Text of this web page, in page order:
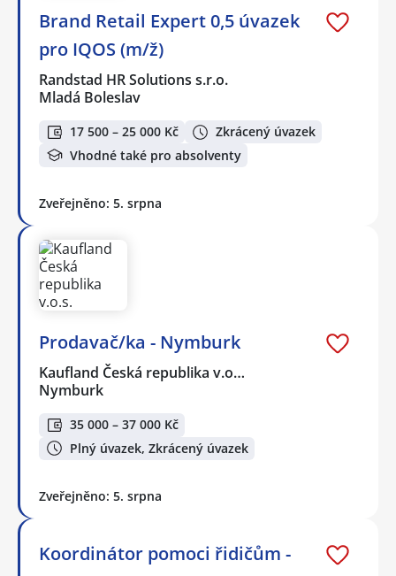
Brand Retail Expert 0,5 úvazek
pro IQOS (m/ž)
Randstad HR Solutions s.r.o.
Mladá Boleslav
17 500 – 25 000 Kč
Zkrácený úvazek
Vhodné také pro absolventy
Zveřejněno: 5. srpna
Prodavač/ka - Nymburk
Kaufland Česká republika v.o…
Nymburk
35 000 – 37 000 Kč
Plný úvazek, Zkrácený úvazek
Zveřejněno: 5. srpna
Koordinátor pomoci řidičům -